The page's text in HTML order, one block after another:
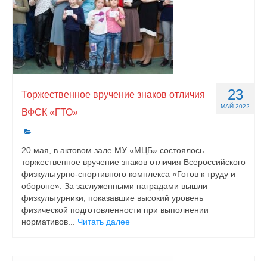
23
МАЙ 2022
Торжественное вручение знаков отличия
ВФСК «ГТО»
20 мая, в актовом зале МУ «МЦБ» состоялось
торжественное вручение знаков отличия Всероссийского
физкультурно-спортивного комплекса «Готов к труду и
обороне». За заслуженными наградами вышли
физкультурники, показавшие высокий уровень
физической подготовленности при выполнении
нормативов... Читать далее